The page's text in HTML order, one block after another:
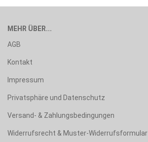
MEHR ÜBER...
AGB
Kontakt
Impressum
Privatsphäre und Datenschutz
Versand- & Zahlungsbedingungen
Widerrufsrecht & Muster-Widerrufsformular